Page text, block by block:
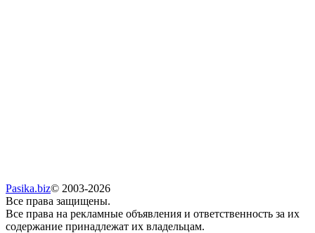
Pasika.biz© 2003-2026
Все права защищены.
Все права на рекламные объявления и ответственность за их
содержание принадлежат их владельцам.